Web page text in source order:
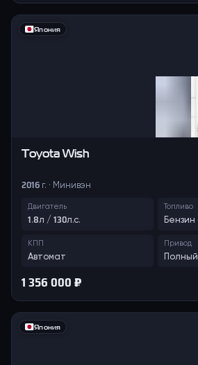
Япония
ToyotaWish
2016 г. · Минивэн
Двигатель
1.8л / 130л.с.
Топливо
Бензин
КПП
Автомат
Привод
Полный
1 356 000 ₽
Япония